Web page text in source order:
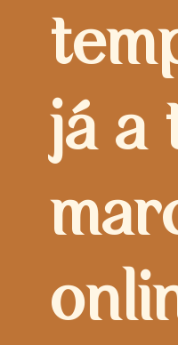
já a